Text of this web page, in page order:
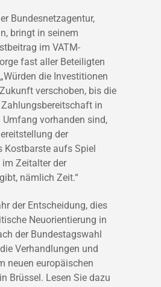
Bundesnetzagentur,
bringt in seinem
im VATM-
fast aller Beteiligten
die Investitionen
verschoben, bis die
in
Umfang vorhanden sind,
der
Kostbarste aufs Spiel
im Zeitalter der
nämlich Zeit.“
der Entscheidung, dies
Neuorientierung in
der Bundestagswahl
Verhandlungen und
neuen europäischen
Brüssel. Lesen Sie dazu